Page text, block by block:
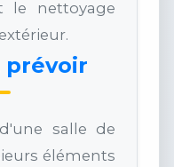
le nettoyage
prévoir
salle de
éléments